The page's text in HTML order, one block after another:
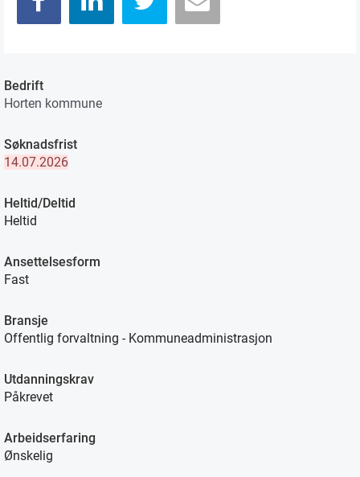
Bedrift
Horten kommune
Søknadsfrist
14.07.2026
Heltid/Deltid
Heltid
Ansettelsesform
Fast
Bransje
Offentlig forvaltning - Kommuneadministrasjon
Utdanningskrav
Påkrevet
Arbeidserfaring
Ønskelig